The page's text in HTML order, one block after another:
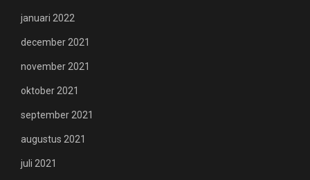
januari 2022
december 2021
november 2021
oktober 2021
september 2021
augustus 2021
juli 2021